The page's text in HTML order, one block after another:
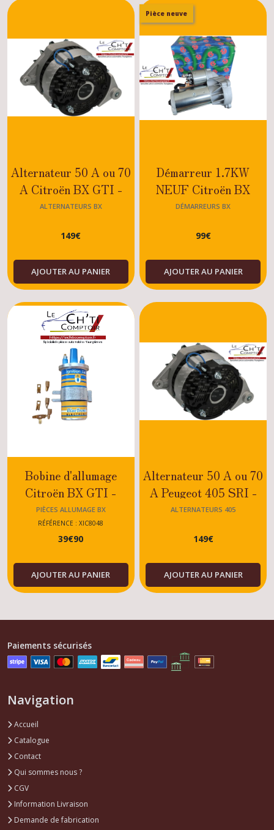
Alternateur 50 A ou 70
A Citroën BX GTI -
GTI16 - TURBO
DIESEL OU DIESEL
ALTERNATEURS BX
149€
AJOUTER AU PANIER
Pièce neuve
Démarreur 1.7KW
NEUF Citroën BX
TRUBO DIESEL -
DÉMARREURS BX
99€
AJOUTER AU PANIER
Bobine d'allumage
Citroën BX GTI -
SPORT - 1.1 - .1.4 - 1.6
-1.9
PIÈCES ALLUMAGE BX
RÉFÉRENCE : XIC8048
39€90
AJOUTER AU PANIER
Alternateur 50 A ou 70
A Peugeot 405 SRI -
MI16 - TURBO
DIESEL OU DIESEL
ALTERNATEURS 405
149€
AJOUTER AU PANIER
Paiements sécurisés
Navigation
Accueil
Catalogue
Contact
Qui sommes nous ?
CGV
Information Livraison
Demande de fabrication